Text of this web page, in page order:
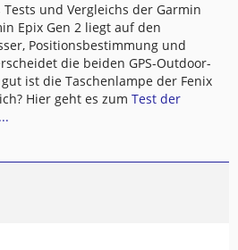
und Vergleichs der Garmin
Epix Gen 2 liegt auf den
Positionsbestimmung und
die beiden GPS-Outdoor-
ist die Taschenlampe der Fenix
Hier geht es zum Test der